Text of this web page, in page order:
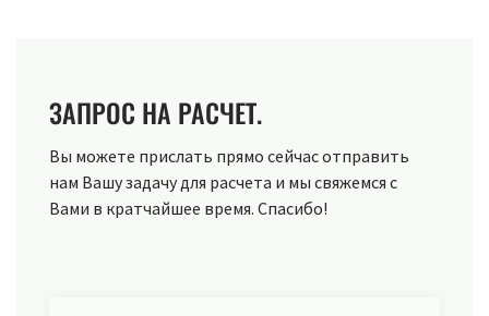
ЗАПРОС НА РАСЧЕТ.
Вы можете прислать прямо сейчас отправить
нам Вашу задачу для расчета и мы свяжемся с
Вами в кратчайшее время. Спасибо!